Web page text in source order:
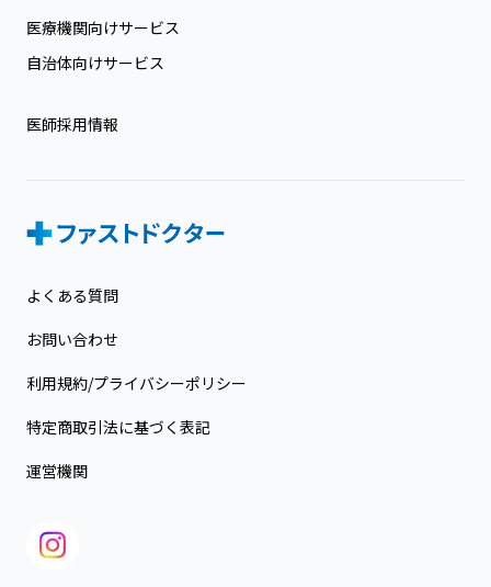
医療機関向けサービス
自治体向けサービス
医師採用情報
よくある質問
お問い合わせ
利用規約/プライバシーポリシー
特定商取引法に基づく表記
運営機関